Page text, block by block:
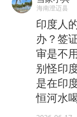
海南澄迈县
印度人
办？签
审是不
别怪印
是在印
恒河水